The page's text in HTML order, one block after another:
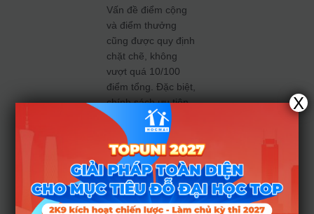
Vấn đề điểm cộng
và điểm thưởng
cũng được quy định
chặt chẽ, không
vượt quá 10/100
điểm tổng. Đặc biệt,
chính sách ưu tiên
xét tuyển dành cho
học sinh từ 149
trường THPT trọng
điểm sẽ có sự
chuyển dịch quan
trọng.
X